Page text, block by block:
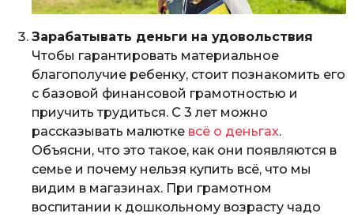
Зарабатывать деньги на удовольствия
Чтобы гарантировать материальное
благополучие ребенку, стоит познакомить его
с базовой финансовой грамотностью и
приучить трудиться. С 3 лет можно
рассказывать малютке всё о деньгах.
Объясни, что это такое, как они появляются в
семье и почему нельзя купить всё, что мы
видим в магазинах. При грамотном
воспитании к дошкольному возрасту чадо